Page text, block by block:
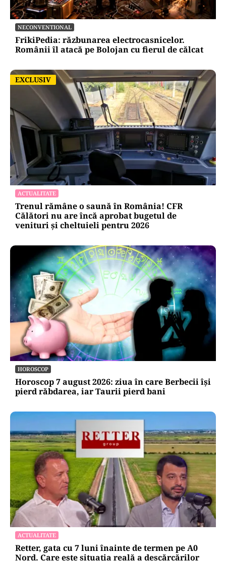
NECONVENTIONAL
FrikiPedia: răzbunarea electrocasnicelor.
Românii îl atacă pe Bolojan cu fierul de călcat
EXCLUSIV
EXCLUSIV
ACTUALITATE
Trenul rămâne o saună în România! CFR
Călători nu are încă aprobat bugetul de
venituri și cheltuieli pentru 2026
HOROSCOP
Horoscop 7 august 2026: ziua în care Berbecii își
pierd răbdarea, iar Taurii pierd bani
ACTUALITATE
Retter, gata cu 7 luni înainte de termen pe A0
Nord. Care este situația reală a descărcărilor